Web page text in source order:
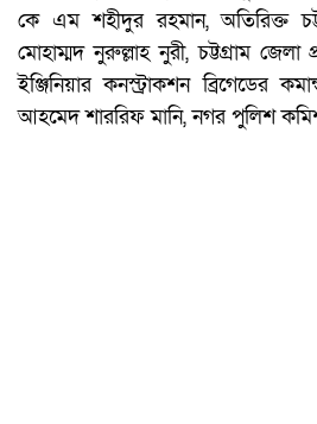
কে এম শহীদুর রহমান, অতিরিক্ত
মোহাম্মদ নুরুল্লাহ নুরী, চট্টগ্রাম
ইঞ্জিনিয়ার কনস্ট্রাকশন ব্রিগেডের
আহমেদ শাররিফ মানি, নগর পুলিশ